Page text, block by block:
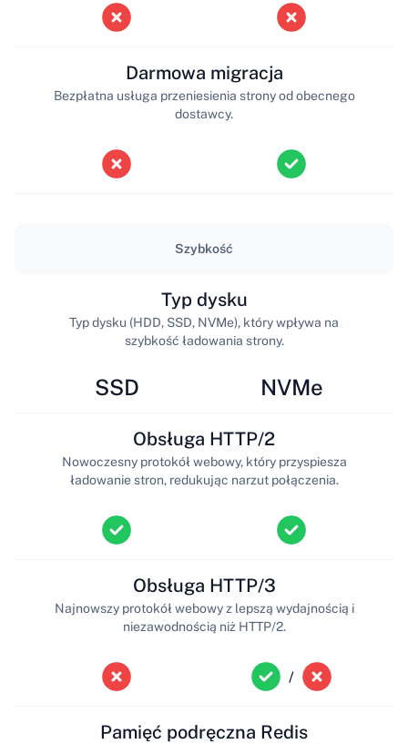
Darmowa migracja
Bezpłatna usługa przeniesienia strony od obecnego
dostawcy.
Szybkość
SSD
Typ dysku
Typ dysku (HDD, SSD, NVMe), który wpływa na
szybkość ładowania strony.
NVMe
Obsługa HTTP/2
Nowoczesny protokół webowy, który przyspiesza
ładowanie stron, redukując narzut połączenia.
Obsługa HTTP/3
Najnowszy protokół webowy z lepszą wydajnością i
niezawodnością niż HTTP/2.
/
Pamięć podręczna Redis